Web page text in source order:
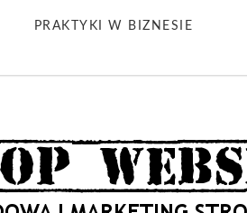
PRAKTYKI W BIZNESIE